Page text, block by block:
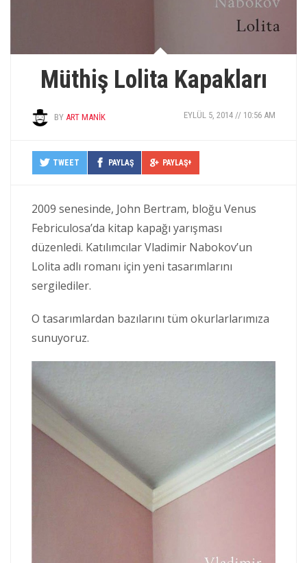
Müthiş Lolita Kapakları
BY ART MANIK EYLÜL 5, 2014 // 10:56 AM
TWEET PAYLAŞ PAYLAŞ+
2009 senesinde, John Bertram, bloğu Venus
Febriculosa’da kitap kapağı yarışması
düzenledi. Katılımcılar Vladimir Nabokov’un
Lolita adlı romanı için yeni tasarımlarını
sergilediler.
O tasarımlardan bazılarını tüm okurlarlarımıza
sunuyoruz.